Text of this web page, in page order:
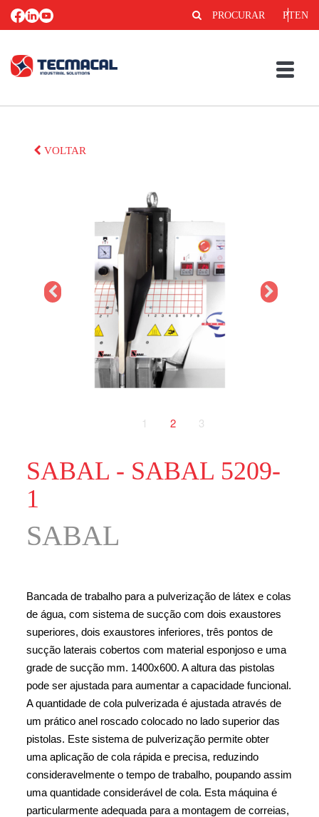
EN
PT
PROCURAR
VOLTAR
1 2 3
SABAL - SABAL 5209-
1
SABAL
Bancada de trabalho para a pulverização de látex e colas
de água, com sistema de sucção com dois exaustores
superiores, dois exaustores inferiores, três pontos de
sucção laterais cobertos com material esponjoso e uma
grade de sucção mm. 1400x600. A altura das pistolas
pode ser ajustada para aumentar a capacidade funcional.
A quantidade de cola pulverizada é ajustada através de
um prático anel roscado colocado no lado superior das
pistolas. Este sistema de pulverização permite obter
uma aplicação de cola rápida e precisa, reduzindo
consideravelmente o tempo de trabalho, poupando assim
uma quantidade considerável de cola. Esta máquina é
particularmente adequada para a montagem de correias,